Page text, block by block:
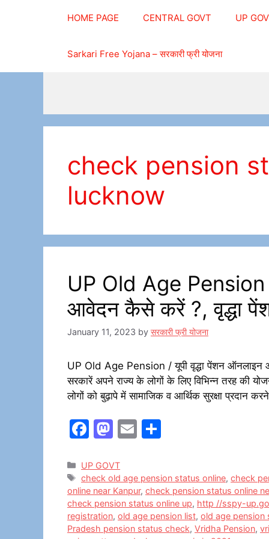
HOME PAGE CENTRAL GOVT UP
Sarkari Free Yojana – सरकारी फ्री योजना
check pension
lucknow
UP Old Age Pension
आवेदन कैसे करें ?, वृद्धा
January 11, 2023 by सरकारी फ्री योजना
UP Old Age Pension / यूपी वृद्धा पेंशन
सरकारें अपने राज्य के लोगों के लिए विभिन्न तरह की
लोगों को बुढ़ापे में सामाजिक व आर्थिक सुरक्षा प्रदान
F
c
e
b
o
M
st
o
d
o
E
l
e
Categories
UP GOVT
Tags
check old age pension status online,check
online near Kanpur, check pension status online
check pension status online up, http //sspy-
registration, old age pension list, old age pension
Pradesh pension status check, Vridha Pension,